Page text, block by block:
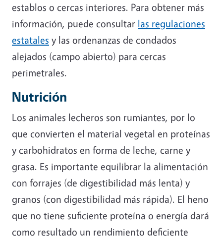
establos o cercas interiores. Para obtener más
información, puede consultar las regulaciones
estatales y las ordenanzas de condados
alejados (campo abierto) para cercas
perimetrales.
Nutrición
Los animales lecheros son rumiantes, por lo
que convierten el material vegetal en proteínas
y carbohidratos en forma de leche, carne y
grasa. Es importante equilibrar la alimentación
con forrajes (de digestibilidad más lenta) y
granos (con digestibilidad más rápida). El heno
que no tiene suficiente proteína o energía dará
como resultado un rendimiento deficiente